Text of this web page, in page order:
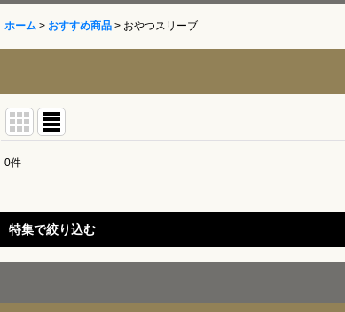
ホーム > おすすめ商品 > おやつスリーブ
並び順:
0件
特集で絞り込む